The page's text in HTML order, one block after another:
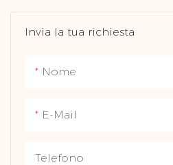
Lab Diamond Watch
Invia la tua richiesta
Nome
E-Mail
Telefono